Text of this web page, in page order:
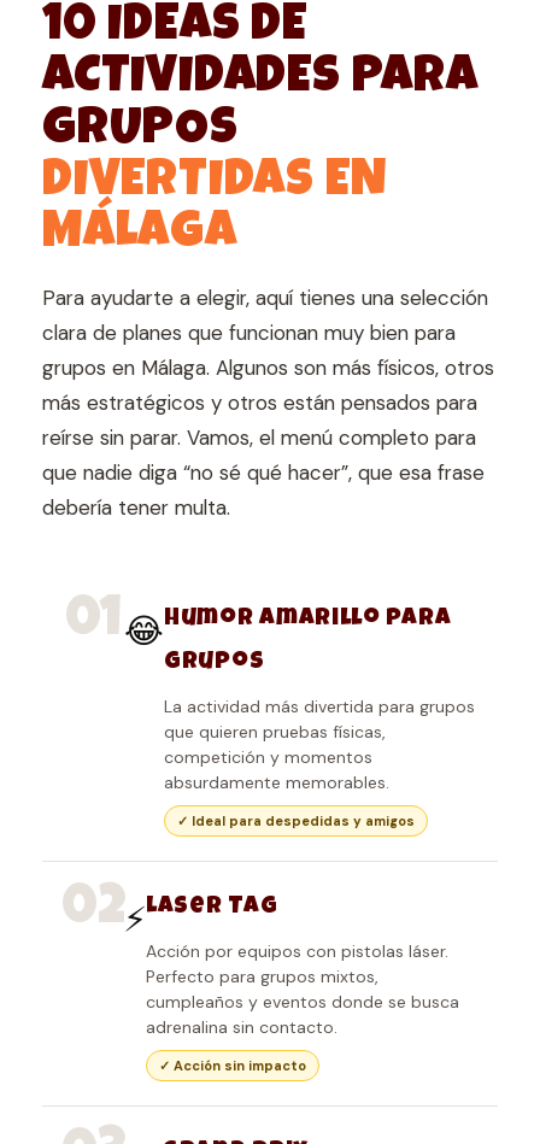
10 IDEAS DE
ACTIVIDADES PARA
GRUPOS
DIVERTIDAS EN
MÁLAGA
Para ayudarte a elegir, aquí tienes una selección
clara de planes que funcionan muy bien para
grupos en Málaga. Algunos son más físicos, otros
más estratégicos y otros están pensados para
reírse sin parar. Vamos, el menú completo para
que nadie diga “no sé qué hacer”, que esa frase
debería tener multa.
01😂Humor Amarillo para
grupos
La actividad más divertida para grupos
que quieren pruebas físicas,
competición y momentos
absurdamente memorables.
✓ Ideal para despedidas y amigos
02⚡Laser Tag
Acción por equipos con pistolas láser.
Perfecto para grupos mixtos,
cumpleaños y eventos donde se busca
adrenalina sin contacto.
✓ Acción sin impacto